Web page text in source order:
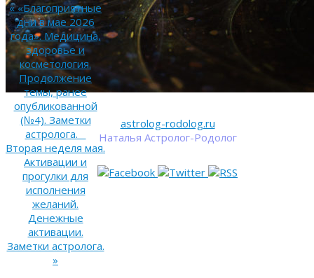
astrolog-rodolog.ru
Наталья Астролог-Родолог
««Благоприятные
дни в мае 2026
года». Медицина,
здоровье и
косметология.
Продолжение
темы, ранее
опубликованной
(№4). Заметки
астролога.
Вторая неделя мая.
Активации и
прогулки для
исполнения
желаний.
Денежные
активации.
Заметки астролога.
»